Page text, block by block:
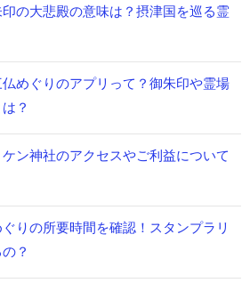
の大悲殿の意味は？摂津国を巡る霊
めぐりのアプリって？御朱印や霊場
？
ン神社のアクセスやご利益について
りの所要時間を確認！スタンプラリ
？